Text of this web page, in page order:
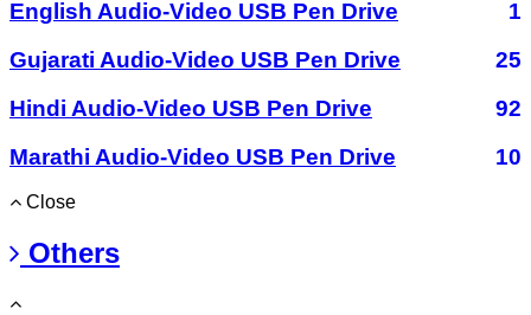
English Audio-Video USB Pen Drive
1
Gujarati Audio-Video USB Pen Drive
25
Hindi Audio-Video USB Pen Drive
92
Marathi Audio-Video USB Pen Drive
10
Close
Others